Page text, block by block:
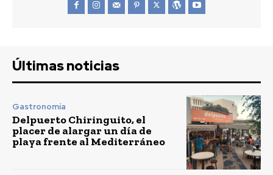
Últimas noticias
Gastronomía
Delpuerto Chiringuito, el
placer de alargar un día de
playa frente al Mediterráneo